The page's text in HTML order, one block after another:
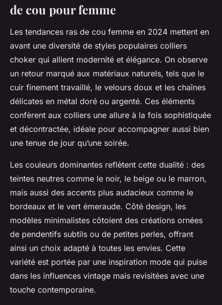
de cou pour femme
Les tendances ras de cou femme en 2024 mettent en
avant une diversité de styles populaires colliers
choker qui allient modernité et élégance. On observe
un retour marqué aux matériaux naturels, tels que le
cuir finement travaillé, le velours doux et les chaînes
délicates en métal doré ou argenté. Ces éléments
confèrent aux colliers une allure à la fois sophistiquée
et décontractée, idéale pour accompagner aussi bien
une tenue de jour qu’une soirée.
Les couleurs dominantes reflètent cette dualité : des
teintes neutres comme le noir, le beige ou le marron,
mais aussi des accents plus audacieux comme le
bordeaux et le vert émeraude. Côté design, les
modèles minimalistes côtoient des créations ornées
de pendentifs subtils ou de petites perles, offrant
ainsi un choix adapté à toutes les envies. Cette
variété est portée par une inspiration mode qui puise
dans les influences vintage mais revisitées avec une
touche contemporaine.